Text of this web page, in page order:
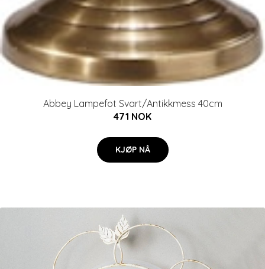
Abbey Lampefot Svart/Antikkmess 40cm
471 NOK
KJØP NÅ